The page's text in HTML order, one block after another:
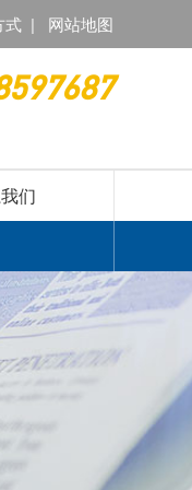
式 | 网站地图
们